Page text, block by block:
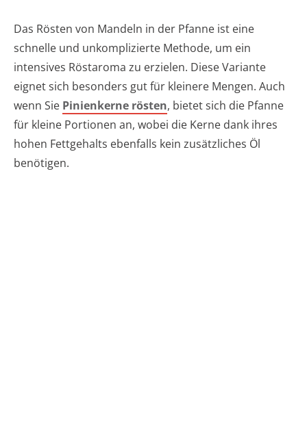
Das Rösten von Mandeln in der Pfanne ist eine
schnelle und unkomplizierte Methode, um ein
intensives Röstaroma zu erzielen. Diese Variante
eignet sich besonders gut für kleinere Mengen. Auch
wenn Sie Pinienkerne rösten, bietet sich die Pfanne
für kleine Portionen an, wobei die Kerne dank ihres
hohen Fettgehalts ebenfalls kein zusätzliches Öl
benötigen.